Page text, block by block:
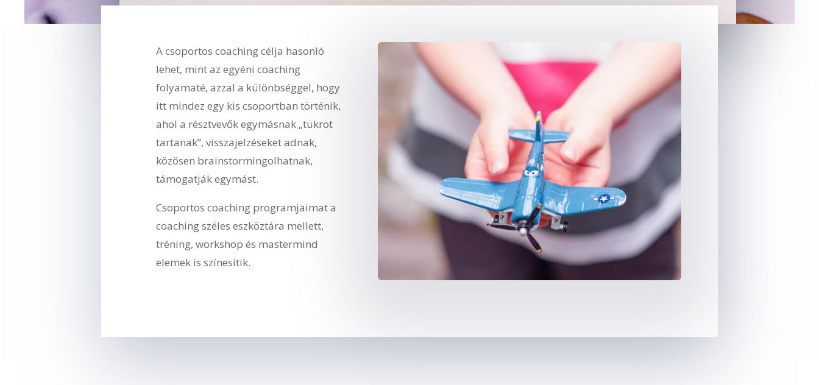
A csoportos coaching célja hasonló
lehet, mint az egyéni coaching
folyamaté, azzal a különbséggel, hogy
itt mindez egy kis csoportban történik,
ahol a résztvevők egymásnak „tükröt
tartanak”, visszajelzéseket adnak,
közösen brainstormingolhatnak,
támogatják egymást.
Csoportos coaching programjaimat a
coaching széles eszköztára mellett,
tréning, workshop és mastermind
elemek is színesítik.